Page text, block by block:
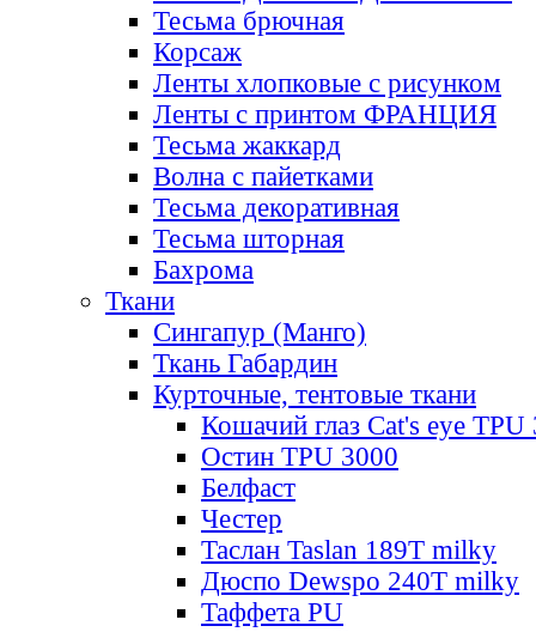
Тесьма брючная
Корсаж
Ленты хлопковые с рисунком
Ленты с принтом ФРАНЦИЯ
Тесьма жаккард
Волна с пайетками
Тесьма декоративная
Тесьма шторная
Бахрома
Ткани
Сингапур (Манго)
Ткань Габардин
Курточные, тентовые ткани
Кошачий глаз Cat's eye TPU
Остин TPU 3000
Белфаст
Честер
Таслан Taslan 189T milky
Дюспо Dewspo 240T milky
Таффета PU